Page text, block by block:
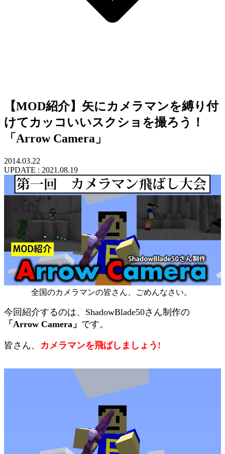
【MOD紹介】矢にカメラマンを縛り付
けてカッコいいスクショを撮ろう！
「Arrow Camera」
2014.03.22
UPDATE : 2021.08.19
全国のカメラマンの皆さん、ごめんなさい。
今回紹介するのは、ShadowBlade50さん制作の
「Arrow Camera」 です。
皆さん、 カメラマンを飛ばしましょう!